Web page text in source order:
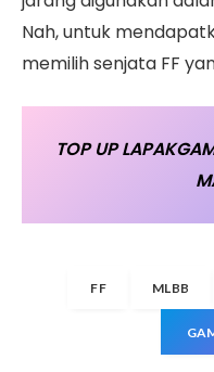
Nah, untuk
memilih senjata FF
TOP UP
FF MLBB